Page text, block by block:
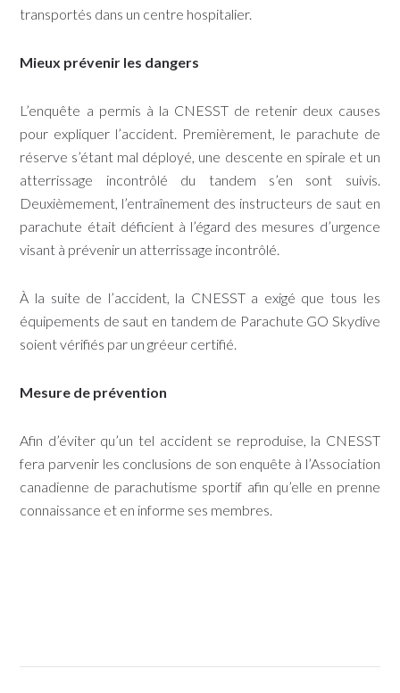
transportés dans un centre hospitalier.
Mieux prévenir les dangers
L’enquête a permis à la CNESST de retenir deux causes
pour expliquer l’accident. Premièrement, le parachute de
réserve s’étant mal déployé, une descente en spirale et un
atterrissage incontrôlé du tandem s’en sont suivis.
Deuxièmement, l’entraînement des instructeurs de saut en
parachute était déficient à l’égard des mesures d’urgence
visant à prévenir un atterrissage incontrôlé.
À la suite de l’accident, la CNESST a exigé que tous les
équipements de saut en tandem de Parachute GO Skydive
soient vérifiés par un gréeur certifié.
Mesure de prévention
Afin d’éviter qu’un tel accident se reproduise, la CNESST
fera parvenir les conclusions de son enquête à l’Association
canadienne de parachutisme sportif afin qu’elle en prenne
connaissance et en informe ses membres.